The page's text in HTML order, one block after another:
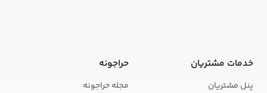
خدمات مشتریان
پنل مشتریان
حراجونه
مجله حراجونه